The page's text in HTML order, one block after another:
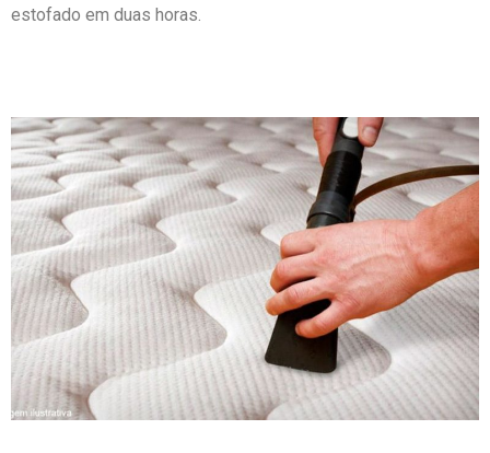
estofado em duas horas.